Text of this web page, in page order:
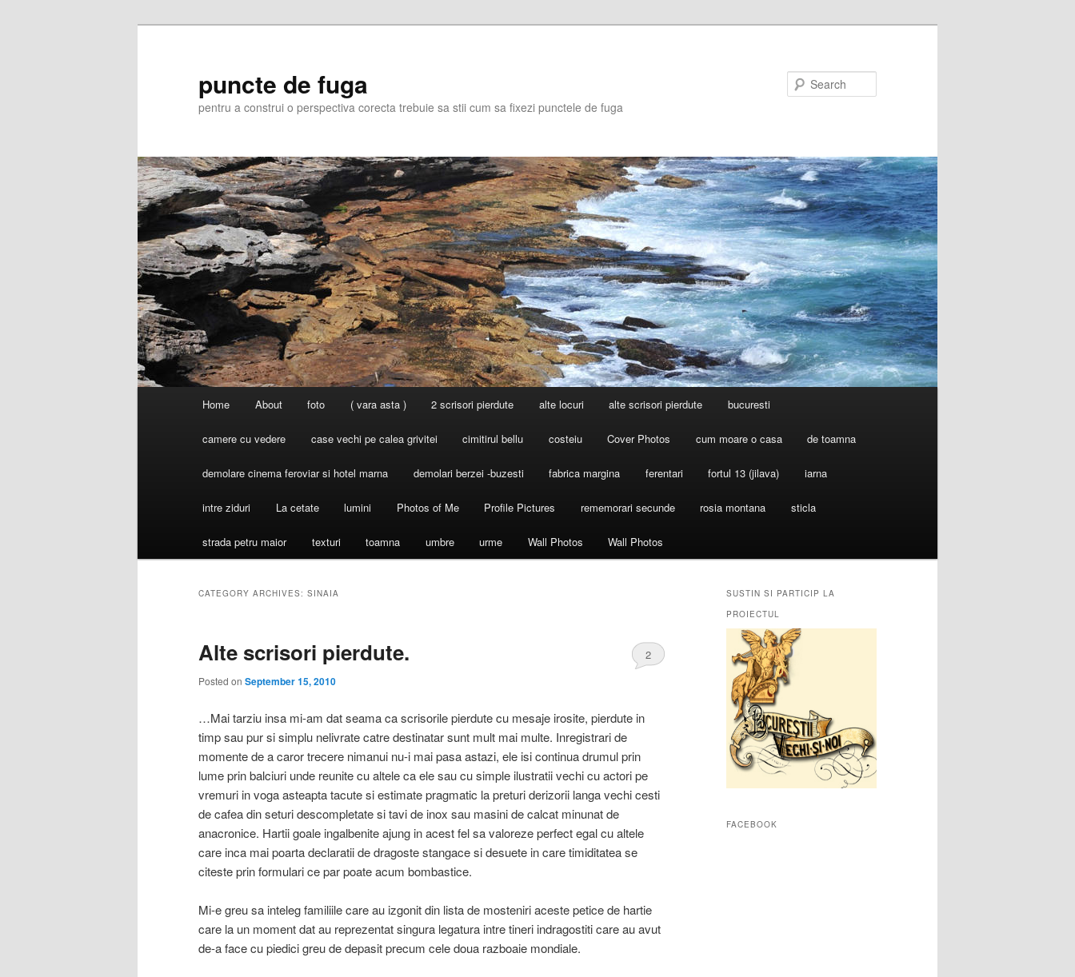
puncte de fuga
pentru a construi o perspectiva corecta trebuie sa stii cum sa fixezi punctele de fuga
Home About foto ( vara asta ) 2 scrisori pierdute alte locuri alte scrisori pierdute bucuresti
camere cu vedere case vechi pe calea grivitei cimitirul bellu costeiu Cover Photos cum moare o casa de toamna
demolare cinema feroviar si hotel marna demolari berzei -buzesti fabrica margina ferentari fortul 13 (jilava) iarna
intre ziduri La cetate lumini Photos of Me Profile Pictures rememorari secunde rosia montana sticla
strada petru maior texturi toamna umbre urme Wall Photos Wall Photos
CATEGORY ARCHIVES: SINAIA
Alte scrisori pierdute.
Posted on September 15, 2010
2
…Mai tarziu insa mi-am dat seama ca scrisorile pierdute cu mesaje irosite, pierdute in
timp sau pur si simplu nelivrate catre destinatar sunt mult mai multe. Inregistrari de
momente de a caror trecere nimanui nu-i mai pasa astazi, ele isi continua drumul prin
lume prin balciuri unde reunite cu altele ca ele sau cu simple ilustratii vechi cu actori pe
vremuri in voga asteapta tacute si estimate pragmatic la preturi derizorii langa vechi cesti
de cafea din seturi descompletate si tavi de inox sau masini de calcat minunat de
anacronice. Hartii goale ingalbenite ajung in acest fel sa valoreze perfect egal cu altele
care inca mai poarta declaratii de dragoste stangace si desuete in care timiditatea se
citeste prin formulari ce par poate acum bombastice.
Mi-e greu sa inteleg familiile care au izgonit din lista de mosteniri aceste petice de hartie
care la un moment dat au reprezentat singura legatura intre tineri indragostiti care au avut
de-a face cu piedici greu de depasit precum cele doua razboaie mondiale.
SUSTIN SI PARTICIP LA
PROIECTUL
FACEBOOK